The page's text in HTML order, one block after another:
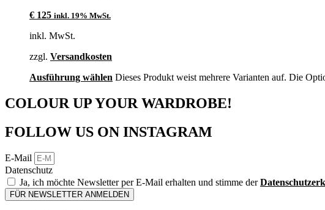
€ 125 inkl. 19% MwSt.
inkl. MwSt.
zzgl. Versandkosten
Ausführung wählen Dieses Produkt weist mehrere Varianten auf. Die
COLOUR UP YOUR WARDROBE!
FOLLOW US ON INSTAGRAM
E-Mail
Datenschutz
Ja, ich möchte Newsletter per E-Mail erhalten und stimme der
FÜR NEWSLETTER ANMELDEN